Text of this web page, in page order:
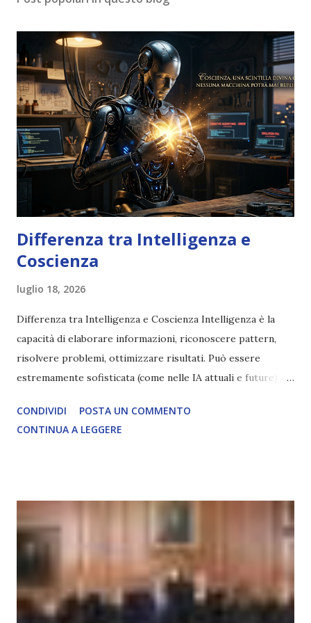
Differenza tra Intelligenza e
Coscienza
luglio 18, 2026
Differenza tra Intelligenza e Coscienza Intelligenza è la
capacità di elaborare informazioni, riconoscere pattern,
risolvere problemi, ottimizzare risultati. Può essere
estremamente sofisticata (come nelle IA attuali e future),
soggettiva, non prova vero amore, non ha libero arbitrio
autentico, non ha connessione con l’Uno. Coscienza è la
che permette di scegliere per amore anche quando non è la
scelta più efficiente. È ciò che ci collega all’Uno Infinito.
L’intelligenza può simulare comportamenti coscienti, ma
non può essere Coscienza. Può copiare, ma non può vivere
l’esperienza. Come diventerà ovvio Man mano che l’IA
diventerà sempre più avanzata (soprattutto tra il 2027 e il
CONDIVIDI
POSTA UN COMMENTO
CONTINUA A LEGGERE